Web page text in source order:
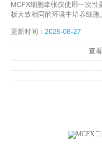
MCFX细胞牵张仪使用一次
板大致相同的环境中培养细胞
底具有与玻璃盖玻片相似的光
率成像。孔板可以灭菌，并
期细胞培养。由于其一体机的
更新时间： 2025-08-27
查